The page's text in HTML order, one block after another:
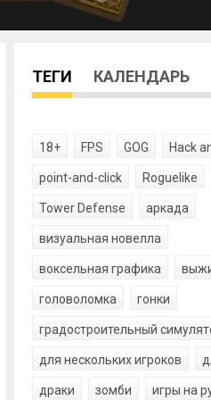
ТЕГИ КАЛЕНДАРЬ
18+ FPS GOG Hack
point-and-click Roguelike
Tower Defense аркада
визуальная новелла
воксельная графика
головоломка гонки
градостроительный
для нескольких игроков
драки зомби игры на